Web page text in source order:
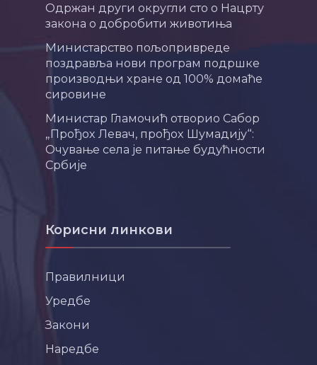
Одржан други округли сто о Нацрту
закона о добробити животиња
Министарство пољопривреде
поздравља нови програм подршке
производњи хране од 100% домаће
сировине
Министар Гламочић отворио Сабор
„Прођох Левач, прођох Шумадију“:
Очување села је питање будућности
Србије
Корисни линкови
Правилници
Уредбе
Закони
Наредбе